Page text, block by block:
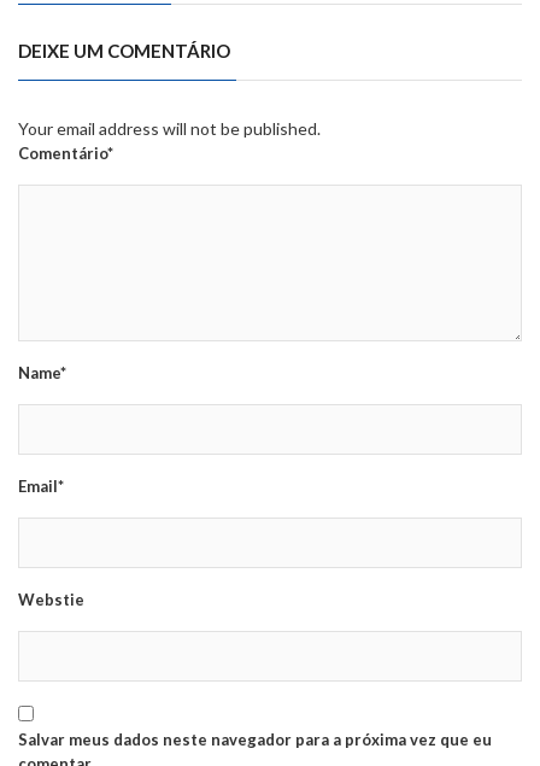
DEIXE UM COMENTÁRIO
Your email address will not be published.
Comentário*
Name*
Email*
Webstie
Salvar meus dados neste navegador para a próxima vez que eu